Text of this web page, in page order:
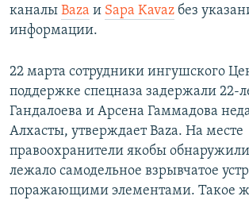
каналы Baza и Sapa Kavaz без
информации.
22 марта сотрудники ингушского
поддержке спецназа задержали 22-
Гандалоева и Арсена Гаммадова
Алхасты, утверждает Baza. На месте
правоохранители якобы
лежало самодельное взрывчатое
поражающими элементами. Такое